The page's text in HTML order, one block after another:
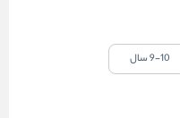
9-10 سال